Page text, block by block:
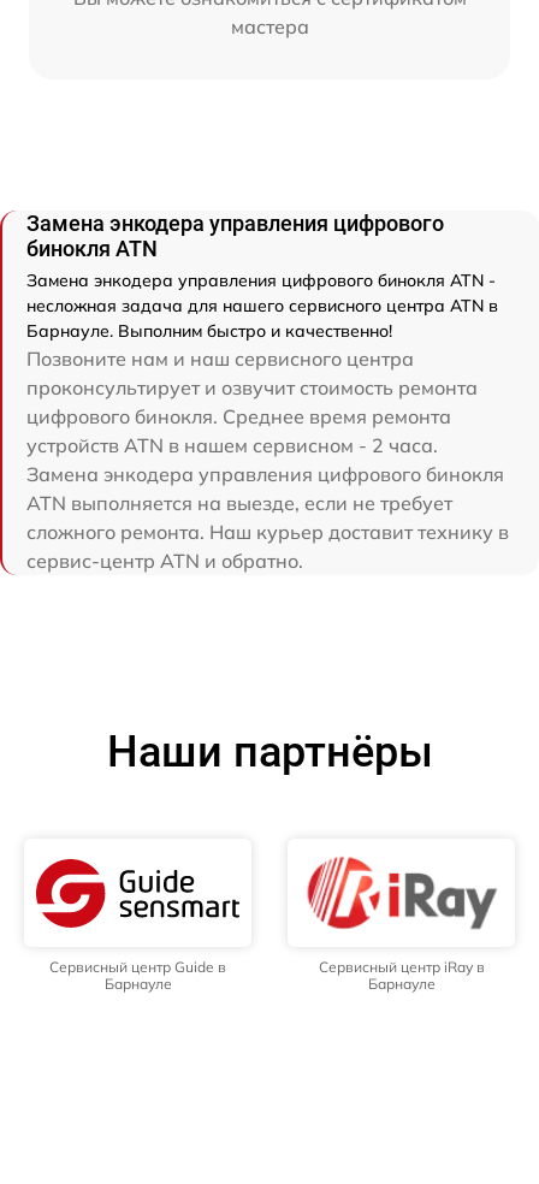
мастера
Замена энкодера управления цифрового
бинокля ATN
Замена энкодера управления цифрового бинокля ATN -
несложная задача для нашего сервисного центра ATN в
Барнауле. Выполним быстро и качественно!
Позвоните нам и наш сервисного центра
проконсультирует и озвучит стоимость ремонта
цифрового бинокля. Среднее время ремонта
устройств ATN в нашем сервисном - 2 часа.
Замена энкодера управления цифрового бинокля
ATN выполняется на выезде, если не требует
сложного ремонта. Наш курьер доставит технику в
сервис-центр ATN и обратно.
Наши партнёры
Сервисный центр Guide в
Барнауле
Сервисный центр iRay в
Барнауле